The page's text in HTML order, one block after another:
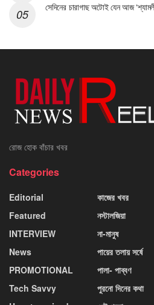
সেদিনের চারাগাছ অটোই যেন আজ
রোজ হোক বাঁচার খবর
Categories
Editorial
Featured
INTERVIEW
News
PROMOTIONAL
Tech Savvy
কাজের খবর
নস্টালজিয়া
না-মানুষ
পায়ের তলায় সর্ষে
পালা- পাব্বণ
পুরনো দিনের কথা